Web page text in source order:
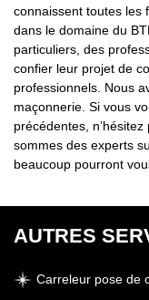
connaissent toutes les
dans le domaine du
particuliers, des
confier leur projet de
professionnels. Nous
maçonnerie. Si vous
précédentes,
sommes des experts
beaucoup pourront
AUTRES
Carreleur pose de